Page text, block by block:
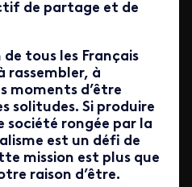
de partage et de
tous les Français
rassembler, à
moments d’être
solitudes. Si produire
société rongée par la
est un défi de
mission est plus que
raison d’être.